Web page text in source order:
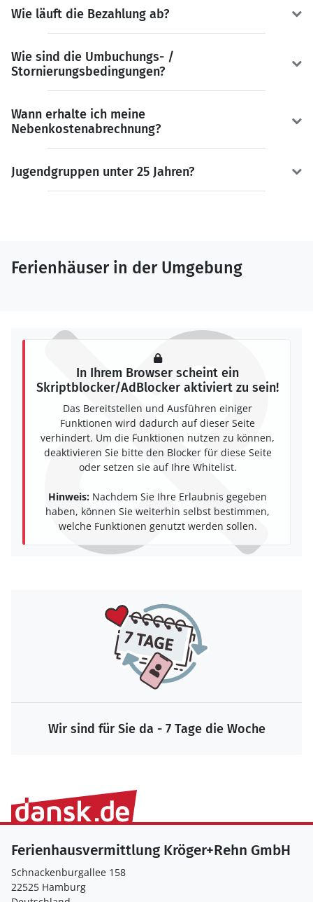
Wie läuft die Bezahlung ab?
Wie sind die Umbuchungs- /
Stornierungsbedingungen?
Wann erhalte ich meine
Nebenkostenabrechnung?
Jugendgruppen unter 25 Jahren?
Ferienhäuser in der Umgebung
In Ihrem Browser scheint ein
Skriptblocker/AdBlocker aktiviert zu sein!
Das Bereitstellen und Ausführen einiger
Funktionen wird dadurch auf dieser Seite
verhindert. Um die Funktionen nutzen zu können,
deaktivieren Sie bitte den Blocker für diese Seite
oder setzen sie auf Ihre Whitelist.
Hinweis: Nachdem Sie Ihre Erlaubnis gegeben
haben, können Sie weiterhin selbst bestimmen,
welche Funktionen genutzt werden sollen.
Wir sind für Sie da - 7 Tage die Woche
Ferienhausvermittlung Kröger+Rehn GmbH
Schnackenburgallee 158
22525 Hamburg